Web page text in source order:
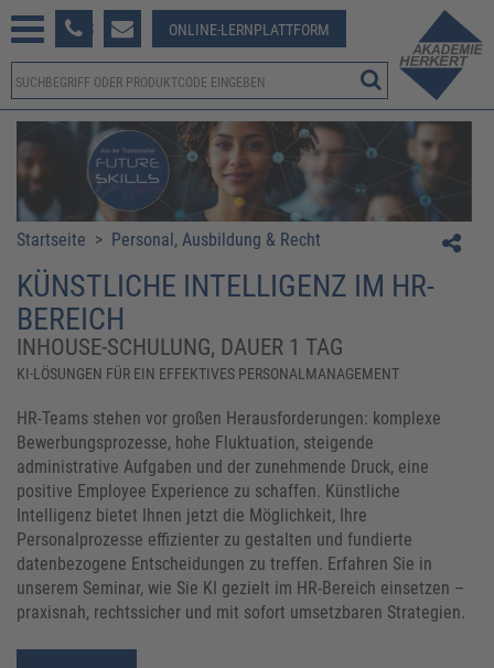
381-123 ONLINE-LERNPLATTFORM
Startseite > Personal, Ausbildung & Recht
KÜNSTLICHE INTELLIGENZ IM HR-
BEREICH
INHOUSE-SCHULUNG, DAUER 1 TAG
KI-LÖSUNGEN FÜR EIN EFFEKTIVES PERSONALMANAGEMENT
HR-Teams stehen vor großen Herausforderungen: komplexe
Bewerbungsprozesse, hohe Fluktuation, steigende
administrative Aufgaben und der zunehmende Druck, eine
positive Employee Experience zu schaffen. Künstliche
Intelligenz bietet Ihnen jetzt die Möglichkeit, Ihre
Personalprozesse effizienter zu gestalten und fundierte
datenbezogene Entscheidungen zu treffen. Erfahren Sie in
unserem Seminar, wie Sie KI gezielt im HR-Bereich einsetzen –
praxisnah, rechtssicher und mit sofort umsetzbaren Strategien.